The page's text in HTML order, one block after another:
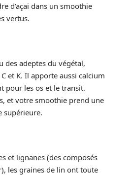
d’açai dans un smoothie
vertus.
des adeptes du végétal,
et K. Il apporte aussi calcium
pour les os et le transit.
et votre smoothie prend une
supérieure.
et lignanes (des composés
les graines de lin ont toute